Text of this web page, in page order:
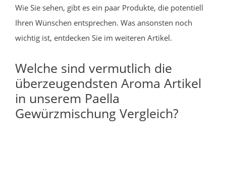
Wie Sie sehen, gibt es ein paar Produkte, die potentiell
Ihren Wünschen entsprechen. Was ansonsten noch
wichtig ist, entdecken Sie im weiteren Artikel.
Welche sind vermutlich die
überzeugendsten Aroma Artikel
in unserem Paella
Gewürzmischung Vergleich?